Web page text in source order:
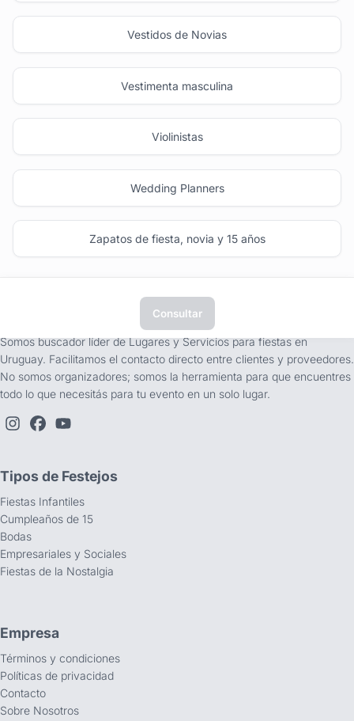
Vestidos de Novias
Vestimenta masculina
Violinistas
Wedding Planners
Zapatos de fiesta, novia y 15 años
Consultar
Somos buscador líder de Lugares y Servicios para fiestas en
Uruguay. Facilitamos el contacto directo entre clientes y proveedores.
No somos organizadores; somos la herramienta para que encuentres
todo lo que necesitás para tu evento en un solo lugar.
Tipos de Festejos
Fiestas Infantiles
Cumpleaños de 15
Bodas
Empresariales y Sociales
Fiestas de la Nostalgia
Empresa
Términos y condiciones
Políticas de privacidad
Contacto
Sobre Nosotros